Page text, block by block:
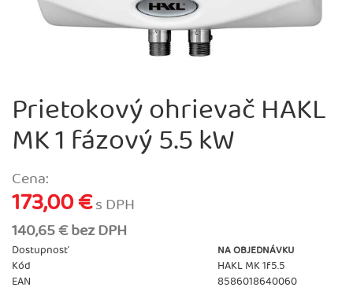
Prietokový ohrievač HAKL
MK 1 fázový 5.5 kW
Cena:
173,00 €s DPH
140,65 € bez DPH
Dostupnosť NA OBJEDNÁVKU
Kód
HAKL MK 1f5.5
EAN
8586018640060